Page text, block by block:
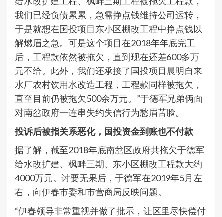
我们已经负债累累，急需挣点钱维持公司运转，
于是就想在国投项目东小区棚改工程中挣点钱以
解燃眉之急。可是这个项目在2018年年底完工
后，工程款依然被拖欠，直到现在还差600多万
元不给。此外，我们还承接了国投项目晨明自来
水厂农村饮用水改造工程，工程款同样被拖欠，
直至目前仍被拖欠500余万元。”于德军兄弟俩面
对南岔政府一连串失约失信行为愁眉苦脸。
投诉后被指关系恶化，国投资金到账也不付款
据了解，截至2018年底南岔区政府共拖欠于德军
给水改扩建、枫畔三期、东小区棚改工程款大约
4000万元。讨要无果后，于德军在2019年5月左
右，向伊春市委和市营商局反映问题。
“伊春领导非常重视并做了批示，让区里尽快偿付